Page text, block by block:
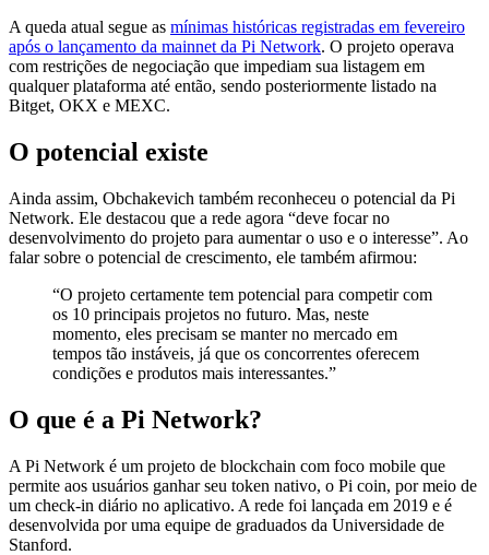
A queda atual segue as mínimas históricas registradas em fevereiro
após o lançamento da mainnet da Pi Network. O projeto operava
com restrições de negociação que impediam sua listagem em
qualquer plataforma até então, sendo posteriormente listado na
Bitget, OKX e MEXC.
O potencial existe
Ainda assim, Obchakevich também reconheceu o potencial da Pi
Network. Ele destacou que a rede agora “deve focar no
desenvolvimento do projeto para aumentar o uso e o interesse”. Ao
falar sobre o potencial de crescimento, ele também afirmou:
“O projeto certamente tem potencial para competir com
os 10 principais projetos no futuro. Mas, neste
momento, eles precisam se manter no mercado em
tempos tão instáveis, já que os concorrentes oferecem
condições e produtos mais interessantes.”
O que é a Pi Network?
A Pi Network é um projeto de blockchain com foco mobile que
permite aos usuários ganhar seu token nativo, o Pi coin, por meio de
um check-in diário no aplicativo. A rede foi lançada em 2019 e é
desenvolvida por uma equipe de graduados da Universidade de
Stanford.